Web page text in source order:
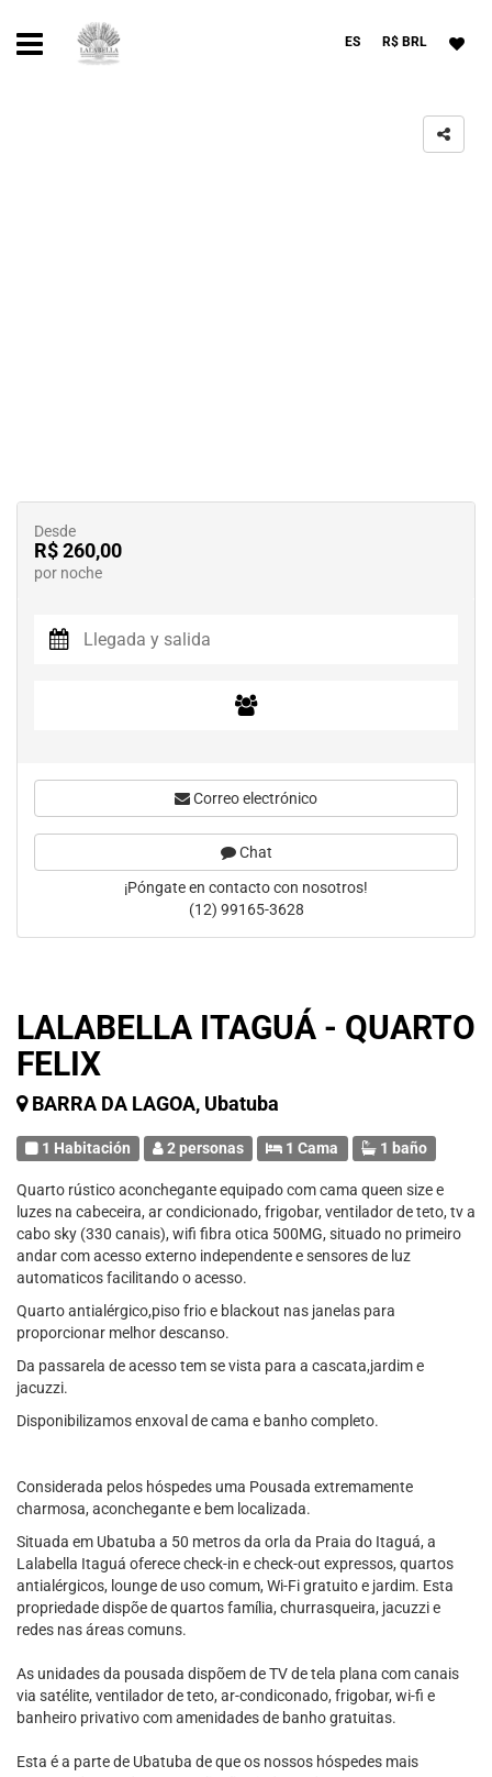
ES R$ BRL
LALABELLA ITAGUÁ - QUARTO
FELIX
BARRA DA LAGOA, Ubatuba
1 Habitación 2 personas 1 Cama 1 baño
Quarto rústico aconchegante equipado com cama queen size e
luzes na cabeceira, ar condicionado, frigobar, ventilador de teto, tv a
cabo sky (330 canais), wifi fibra otica 500MG, situado no primeiro
andar com acesso externo independente e sensores de luz
automaticos facilitando o acesso.
Quarto antialérgico,piso frio e blackout nas janelas para
proporcionar melhor descanso.
Da passarela de acesso tem se vista para a cascata,jardim e
jacuzzi.
Disponibilizamos enxoval de cama e banho completo.
Considerada pelos hóspedes uma Pousada extremamente
charmosa, aconchegante e bem localizada.
Situada em Ubatuba a 50 metros da orla da Praia do Itaguá, a
Lalabella Itaguá oferece check-in e check-out expressos, quartos
antialérgicos, lounge de uso comum, Wi-Fi gratuito e jardim. Esta
propriedade dispõe de quartos família, churrasqueira, jacuzzi e
redes nas áreas comuns.
As unidades da pousada dispõem de TV de tela plana com canais
via satélite, ventilador de teto, ar-condiconado, frigobar, wi-fi e
banheiro privativo com amenidades de banho gratuitas.
Esta é a parte de Ubatuba de que os nossos hóspedes mais
Desde
R$ 260,00
por noche
Correo electrónico
Chat
¡Póngate en contacto con nosotros!
(12) 99165-3628